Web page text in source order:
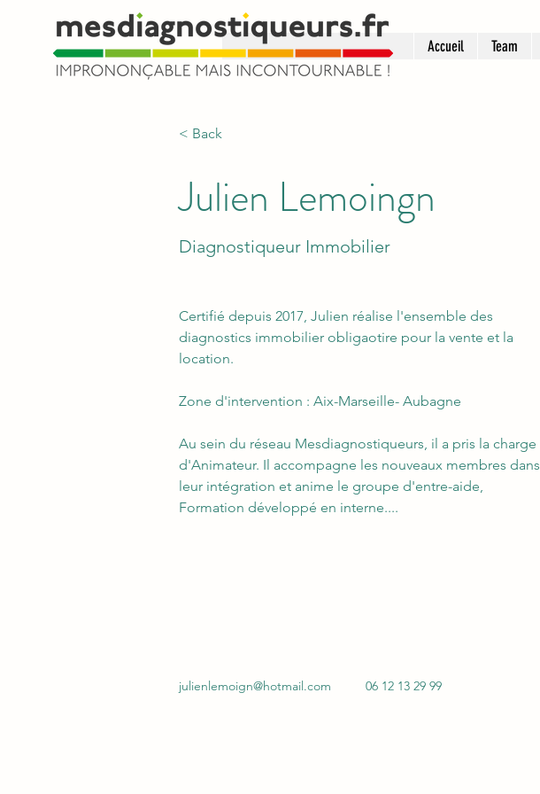
Accueil Team
< Back
Julien Lemoingn
Diagnostiqueur Immobilier
Certifié depuis 2017, Julien réalise l'ensemble des
diagnostics immobilier obligaotire pour la vente et la
location.
Zone d'intervention : Aix-Marseille- Aubagne
Au sein du réseau Mesdiagnostiqueurs, il a pris la charge
d'Animateur. Il accompagne les nouveaux membres dans
leur intégration et anime le groupe d'entre-aide,
Formation développé en interne....
julienlemoign@hotmail.com 06 12 13 29 99